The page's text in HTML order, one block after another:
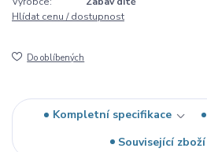
Hlídat cenu / dostupnost
Do oblíbených
Kompletní specifikace
Související zboží